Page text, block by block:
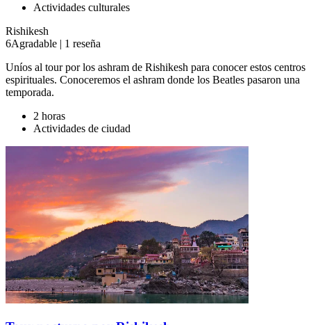
Actividades culturales
Rishikesh
6Agradable | 1 reseña
Uníos al tour por los ashram de Rishikesh para conocer estos centros
espirituales. Conoceremos el ashram donde los Beatles pasaron una
temporada.
2 horas
Actividades de ciudad